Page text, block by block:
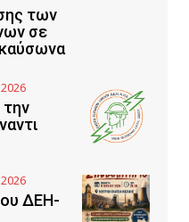
των
σε
ΔΕΗ-